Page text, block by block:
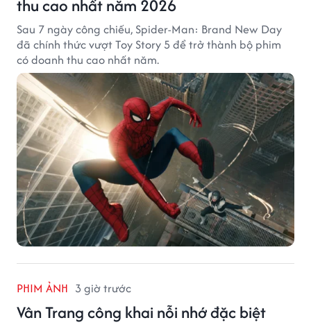
thu cao nhất năm 2026
Sau 7 ngày công chiếu, Spider-Man: Brand New Day
đã chính thức vượt Toy Story 5 để trở thành bộ phim
có doanh thu cao nhất năm.
PHIM ẢNH 3 giờ trước
Vân Trang công khai nỗi nhớ đặc biệt